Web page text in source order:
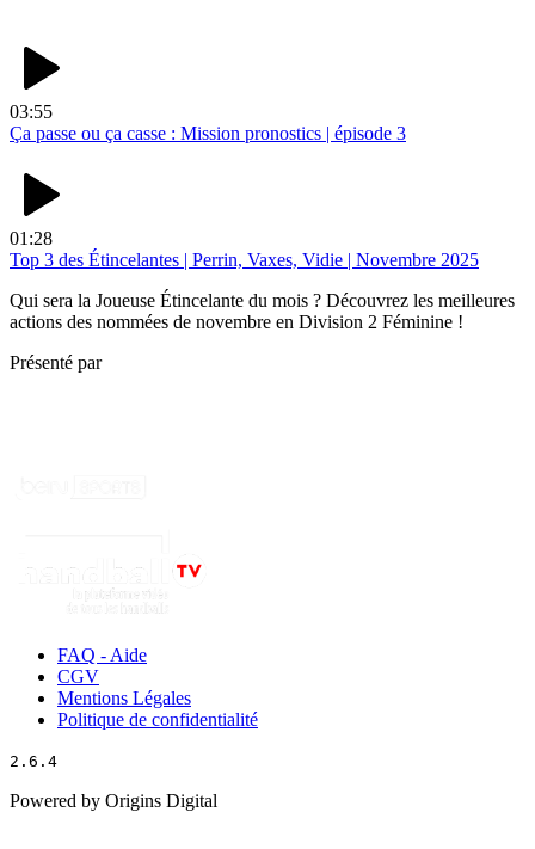
03:55
Ça passe ou ça casse : Mission pronostics | épisode 3
01:28
Top 3 des Étincelantes | Perrin, Vaxes, Vidie | Novembre 2025
Qui sera la Joueuse Étincelante du mois ? Découvrez les meilleures
actions des nommées de novembre en Division 2 Féminine !
Présenté par
FAQ - Aide
CGV
Mentions Légales
Politique de confidentialité
2.6.4
Powered by Origins Digital